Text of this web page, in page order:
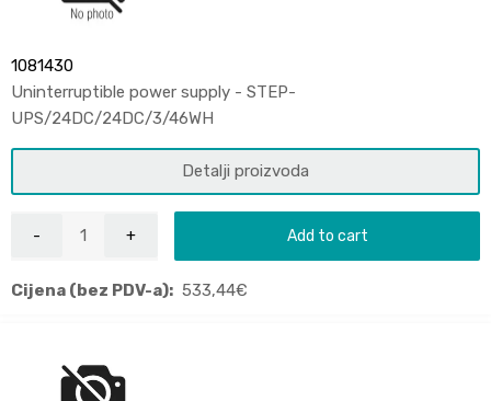
1081430
Uninterruptible power supply - STEP-
UPS/24DC/24DC/3/46WH
Detalji proizvoda
Add to cart
Cijena (bez PDV-a): 533,44€